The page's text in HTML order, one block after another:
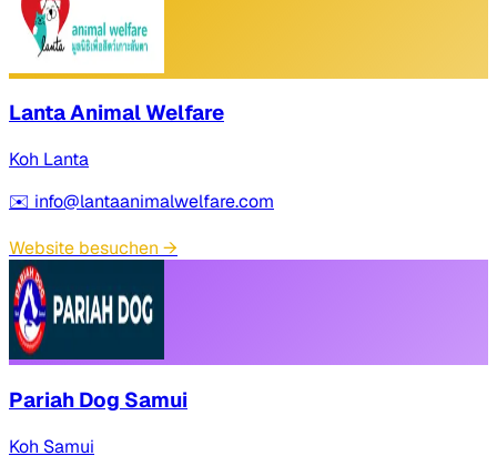
Lanta Animal Welfare
Koh Lanta
✉️ info@lantaanimalwelfare.com
Website besuchen →
Pariah Dog Samui
Koh Samui